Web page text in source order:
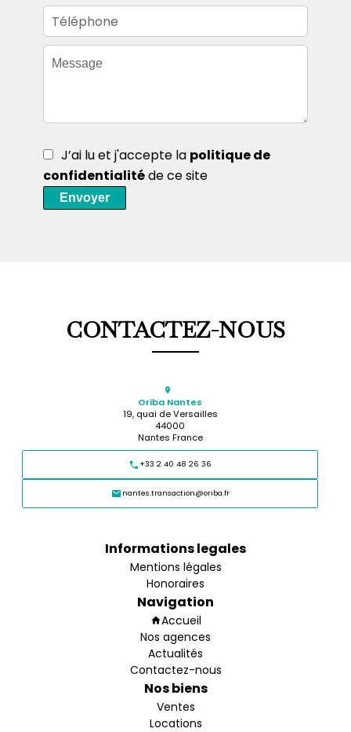
J’ai lu et j'accepte la politique de
confidentialitéde ce site
Envoyer
CONTACTEZ-NOUS
Oriba Nantes
19, quai de Versailles
44000
Nantes France
+33 2 40 48 26 36
nantes.transaction@oriba.fr
Informations legales
Mentions légales
Honoraires
Navigation
Accueil
Nos agences
Actualités
Contactez-nous
Nos biens
Ventes
Locations